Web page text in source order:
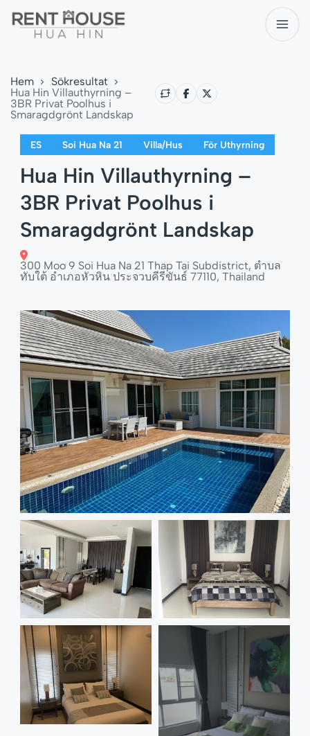
Hem
Sökresultat
Hua Hin Villauthyrning –
3BR Privat Poolhus i
Smaragdgrönt Landskap
ES Soi Hua Na 21 Villa/Hus För Uthyrning
Hua Hin Villauthyrning –
3BR Privat Poolhus i
Smaragdgrönt Landskap
300 Moo 9 Soi Hua Na 21 Thap Tai Subdistrict, ตำบล
ทับใต้ อำเภอหัวหิน ประจวบคีรีขันธ์ 77110, Thailand